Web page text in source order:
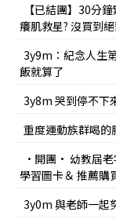
【已結團】30分
癢肌救星? 沒買到
3y9m：紀念人生
飯就算了
3y8m 哭到停不下
重度運動族群喝的
•開團• 幼教屆老
學習圖卡＆ 推薦購
3y0m 與老師一起